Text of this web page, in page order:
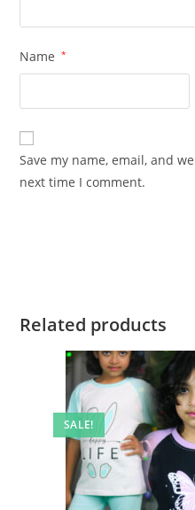
Name *
Save my name, email, and
next time I comment.
Related products
SALE!